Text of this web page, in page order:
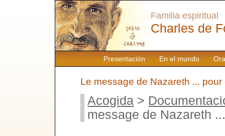
Presentación En el mundo
Familia espiritual
Charles de
Le message de Nazareth ...
Acogida >
message de Nazareth